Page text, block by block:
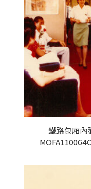
鐵路包廂內